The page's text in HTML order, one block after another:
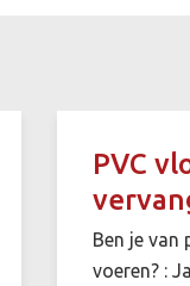
PVC
Ben je van
voeren? :